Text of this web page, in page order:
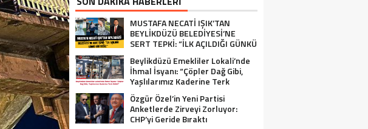
MUSTAFA NECATİ IŞIK’TAN
BEYLİKDÜZÜ BELEDİYESİ’NE
SERT TEPKİ: “İLK AÇILDIĞI GÜNKÜ
Beylikdüzü Emekliler Lokali’nde
İhmal İsyanı: “Çöpler Dağ Gibi,
Yaşlılarımız Kaderine Terk
Edildi!”
Özgür Özel’in Yeni Partisi
Anketlerde Zirveyi Zorluyor:
CHP’yi Geride Bıraktı